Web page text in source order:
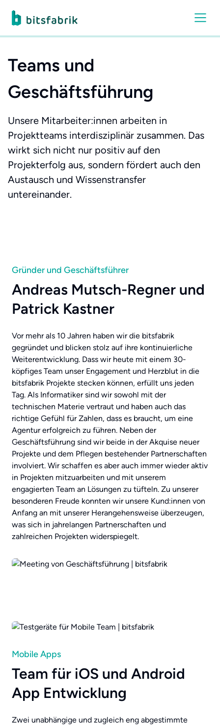
Teams und
Geschäftsführung
Unsere Mitarbeiter:innen arbeiten in
Projektteams interdisziplinär zusammen. Das
wirkt sich nicht nur positiv auf den
Projekterfolg aus, sondern fördert auch den
Austausch und Wissenstransfer
untereinander.
Gründer und Geschäftsführer
Andreas Mutsch-Regner und
Patrick Kastner
Vor mehr als 10 Jahren haben wir die bitsfabrik
gegründet und blicken stolz auf ihre kontinuierliche
Weiterentwicklung. Dass wir heute mit einem 30-
köpfiges Team unser Engagement und Herzblut in die
bitsfabrik Projekte stecken können, erfüllt uns jeden
Tag. Als Informatiker sind wir sowohl mit der
technischen Materie vertraut und haben auch das
richtige Gefühl für Zahlen, dass es braucht, um eine
Agentur erfolgreich zu führen. Neben der
Geschäftsführung sind wir beide in der Akquise neuer
Projekte und dem Pflegen bestehender Partnerschaften
involviert. Wir schaffen es aber auch immer wieder aktiv
in Projekten mitzuarbeiten und mit unserem
engagierten Team an Lösungen zu tüfteln. Zu unserer
besonderen Freude konnten wir unsere Kund:innen von
Anfang an mit unserer Herangehensweise überzeugen,
was sich in jahrelangen Partnerschaften und
zahlreichen Projekten widerspiegelt.
Mobile Apps
Team für iOS und Android
App Entwicklung
Zwei unabhängige und zugleich eng abgestimmte